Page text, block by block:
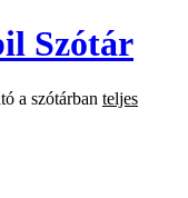
Szótár
a szótárban teljes